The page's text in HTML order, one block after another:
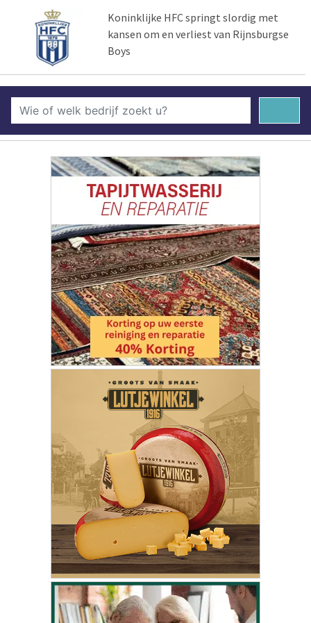
Koninklijke HFC springt slordig met
kansen om en verliest van Rijnsburgse
Boys